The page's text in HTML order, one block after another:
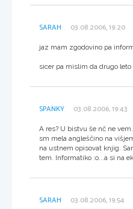
SARAH 03.08.2006, 19:20
jaz mam zgodovino pa
sicer pa mislim da drugo leto
SPANKY 03.08.2006, 19:43
A res? U bistvu še nč ne
sm mela angleščino na
na ustnem opisovat knjig.
tem. Informatiko :o...a si na
SARAH 03.08.2006, 19:54